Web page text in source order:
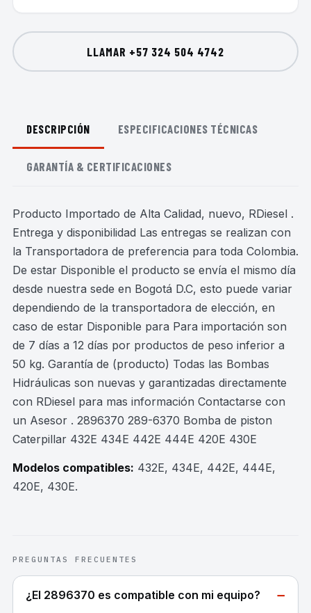
LLAMAR +57 324 504 4742
DESCRIPCIÓN ESPECIFICACIONES TÉCNICAS
GARANTÍA & CERTIFICACIONES
Producto Importado de Alta Calidad, nuevo, RDiesel .
Entrega y disponibilidad Las entregas se realizan con
la Transportadora de preferencia para toda Colombia.
De estar Disponible el producto se envía el mismo día
desde nuestra sede en Bogotá D.C, esto puede variar
dependiendo de la transportadora de elección, en
caso de estar Disponible para Para importación son
de 7 días a 12 días por productos de peso inferior a
50 kg. Garantía de (producto) Todas las Bombas
Hidráulicas son nuevas y garantizadas directamente
con RDiesel para mas información Contactarse con
un Asesor . 2896370 289-6370 Bomba de piston
Caterpillar 432E 434E 442E 444E 420E 430E
Modelos compatibles: 432E, 434E, 442E, 444E,
420E, 430E.
PREGUNTAS FRECUENTES
¿El 2896370 es compatible con mi equipo? −